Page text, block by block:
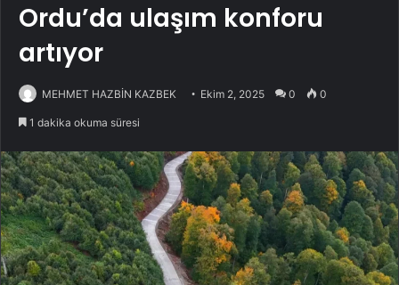
Ordu’da ulaşım konforu
artıyor
MEHMET HAZBİN KAZBEK Ekim 2, 2025 0 0
1 dakika okuma süresi